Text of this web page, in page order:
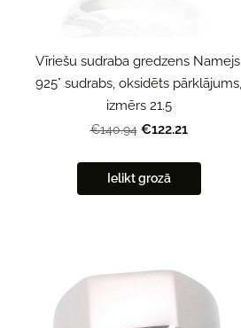
Vīriešu sudraba gredzens Namejs,
925° sudrabs, oksidēts pārklājums,
izmērs 21.5
€140.94 €122.21
Ielikt grozā